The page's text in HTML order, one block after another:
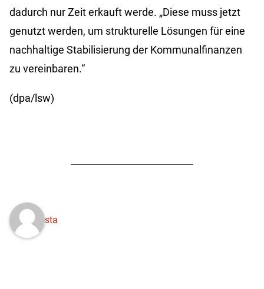
dadurch nur Zeit erkauft werde. „Diese muss jetzt
genutzt werden, um strukturelle Lösungen für eine
nachhaltige Stabilisierung der Kommunalfinanzen
zu vereinbaren.“
(dpa/lsw)
sta